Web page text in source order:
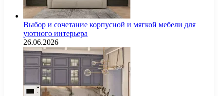
Выбор и сочетание корпусной и мягкой мебели для
уютного интерьера
26.06.2026